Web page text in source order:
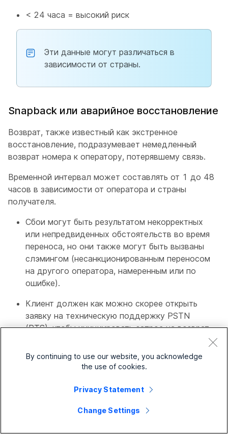
< 24 часа = высокий риск
Эти данные могут различаться в
зависимости от страны.
Snapback или аварийное восстановление
Возврат, также известный как экстренное
восстановление, подразумевает немедленный
возврат номера к оператору, потерявшему связь.
Временной интервал может составлять от 1 до 48
часов в зависимости от оператора и страны
получателя.
Сбои могут быть результатом некорректных
или непредвиденных обстоятельств во время
переноса, но они также могут быть вызваны
слэмингом (несанкционированным переносом
на другого оператора, намеренным или по
ошибке).
Клиент должен как можно скорее открыть
заявку на техническую поддержку PSTN
(PTS), чтобы инициировать запрос на возврат.
Calling Plan
консультации
By continuing to use our website, you acknowledge
the use of cookies.
Privacy Statement
Change Settings